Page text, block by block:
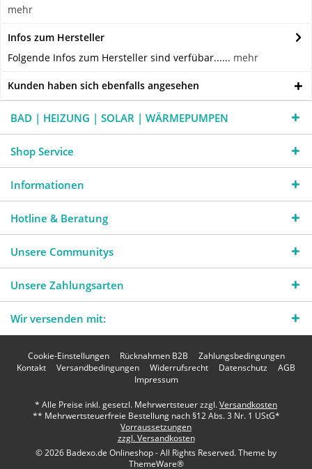
mehr
Infos zum Hersteller
Folgende Infos zum Hersteller sind verfübar...... mehr
Kunden haben sich ebenfalls angesehen
BAD | HEIZUNG | SOLAR | WÄRMEPUMPEN
Shop Service
Informationen
Hotline & Beratung
Unsere Communitys
Unsere Zahlungsarten
Wir versenden mit:
Cookie-Einstellungen Rücknahmen B2B
Zahlungsbedingungen
Kontakt
Versandbedingungen Widerrufsrecht Datenschutz
AGB
Impressum
* Alle Preise inkl. gesetzl. Mehrwertsteuer zzgl.Versandkosten
** Mehrwertsteuerfreie Bestellung nach §12 Abs. 3 Nr. 1 UStG*
Vorraussetzungen
zzgl. Versandkosten
© 2026 Badexo.de Onlineshop - All Rights Reserved. Theme by
ThemeWare®